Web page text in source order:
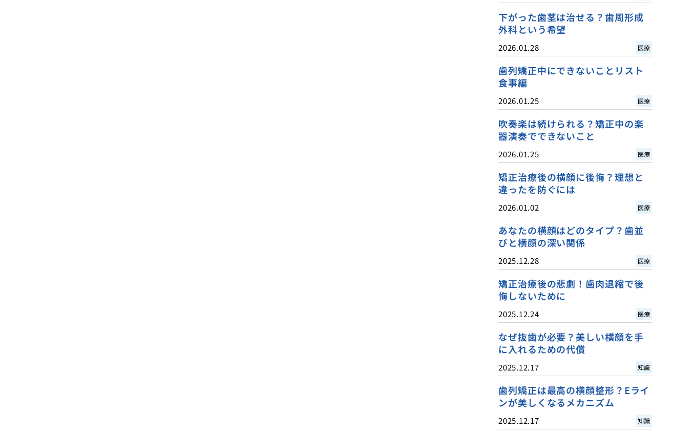
下がった歯茎は治せる？歯周形成
外科という希望
2026.01.28 医療
歯列矯正中にできないことリスト
食事編
2026.01.25 医療
吹奏楽は続けられる？矯正中の楽
器演奏でできないこと
2026.01.25 医療
矯正治療後の横顔に後悔？理想と
違ったを防ぐには
2026.01.02 医療
あなたの横顔はどのタイプ？歯並
びと横顔の深い関係
2025.12.28 医療
矯正治療後の悲劇！歯肉退縮で後
悔しないために
2025.12.24 医療
なぜ抜歯が必要？美しい横顔を手
に入れるための代償
2025.12.17 知識
歯列矯正は最高の横顔整形？Eライ
ンが美しくなるメカニズム
2025.12.17 知識